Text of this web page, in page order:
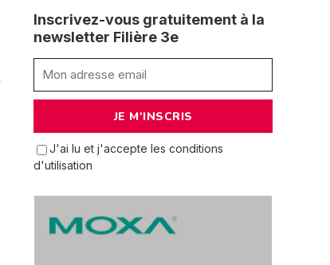
Inscrivez-vous gratuitement à la
newsletter Filière 3e
J'ai lu et j'accepte les conditions
d'utilisation